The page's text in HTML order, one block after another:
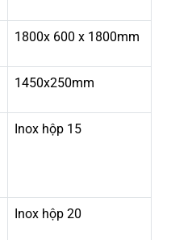
1800x 600 x 1800mm
1450x250mm
Inox hộp 15
Inox hộp 20